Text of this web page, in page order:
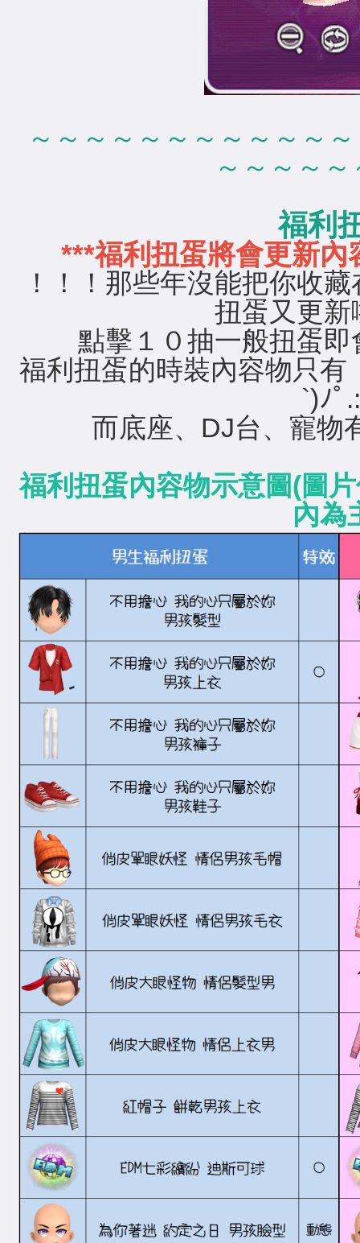
～～～～～～～～～～～
～～～～
福利
***福利扭蛋將會更新
！！！那些年沒能把你收
扭蛋又更新
點擊１０抽一般扭蛋
福利扭蛋的時裝內容物只有
`)ﾉﾟ
而底座、DJ台、寵物
福利扭蛋內容物示意圖(圖
內為